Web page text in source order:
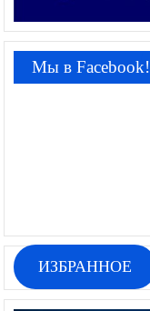
Мы в Facebook!
ИЗБРАННОЕ